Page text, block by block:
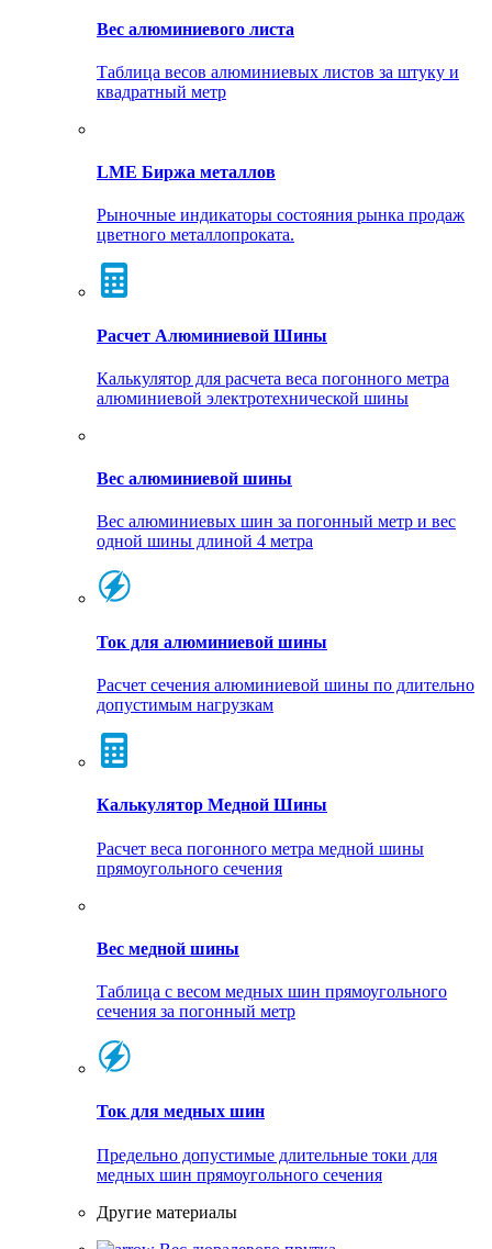
Вес алюминиевого листа
Таблица весов алюминиевых листов за штуку и
квадратный метр
LME Биржа металлов
Рыночные индикаторы состояния рынка продаж
цветного металлопроката.
Расчет Алюминиевой Шины
Калькулятор для расчета веса погонного метра
алюминиевой электротехнической шины
Вес алюминиевой шины
Вес алюминиевых шин за погонный метр и вес
одной шины длиной 4 метра
Ток для алюминиевой шины
Расчет сечения алюминиевой шины по длительно
допустимым нагрузкам
Калькулятор Медной Шины
Расчет веса погонного метра медной шины
прямоугольного сечения
Вес медной шины
Таблица с весом медных шин прямоугольного
сечения за погонный метр
Ток для медных шин
Предельно допустимые длительные токи для
медных шин прямоугольного сечения
Другие материалы